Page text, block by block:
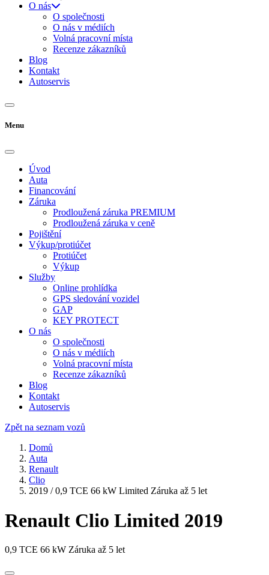
O nás
O společnosti
O nás v médiích
Volná pracovní místa
Recenze zákazníků
Blog
Kontakt
Autoservis
Menu
Úvod
Auta
Financování
Záruka
Prodloužená záruka PREMIUM
Prodloužená záruka v ceně
Pojištění
Výkup/protiúčet
Protiúčet
Výkup
Služby
Online prohlídka
GPS sledování vozidel
GAP
KEY PROTECT
O nás
O společnosti
O nás v médiích
Volná pracovní místa
Recenze zákazníků
Blog
Kontakt
Autoservis
Zpět na seznam vozů
Domů
Auta
Renault
Clio
2019 / 0,9 TCE 66 kW Limited Záruka až 5 let
Renault Clio Limited 2019
0,9 TCE 66 kW Záruka až 5 let